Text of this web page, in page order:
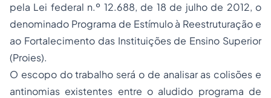
pela Lei federal n.º 12.688, de 18 de julho de 2012, o
denominado Programa de Estímulo à Reestruturação e
ao Fortalecimento das Instituições de Ensino Superior
(Proies).
O escopo do trabalho será o de analisar as colisões e
antinomias existentes entre o aludido programa de